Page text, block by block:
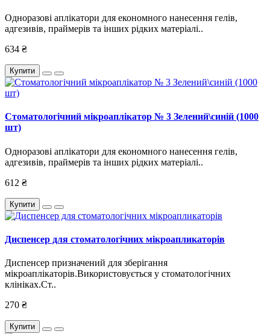
Одноразові аплікатори для економного нанесення гелів,
адгезивів, праймерів та інших рідких матеріалі..
634 ₴
Купити
Стоматологічний мікроаплікатор № 3 Зелений\синій (1000
шт)
Одноразові аплікатори для економного нанесення гелів,
адгезивів, праймерів та інших рідких матеріалі..
612 ₴
Купити
Диспенсер для стоматологічних мікроапликаторів
Диспенсер призначений для зберігання
мікроаплікаторів.Використовується у стоматологічних
клініках.Ст..
270 ₴
Купити